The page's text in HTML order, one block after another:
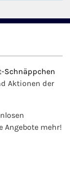
Schnäppchen
Aktionen der
Angebote mehr!